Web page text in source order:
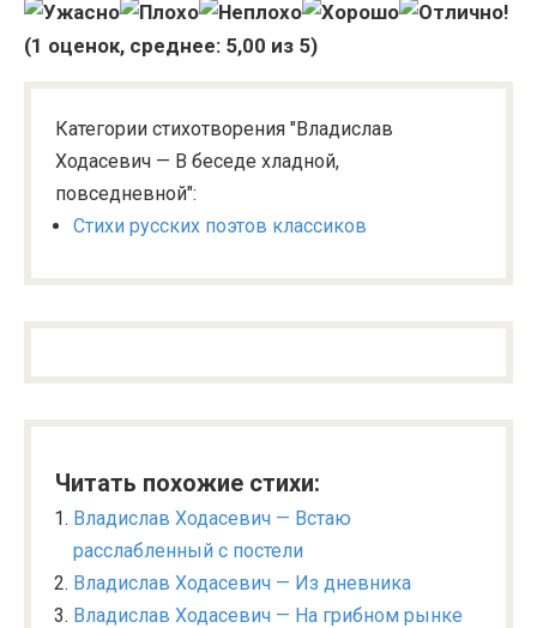
(1 оценок, среднее: 5,00 из 5)
Категории стихотворения "Владислав
Ходасевич — В беседе хладной,
повседневной":
Стихи русских поэтов классиков
Читать похожие стихи:
Владислав Ходасевич — Встаю
расслабленный с постели
Владислав Ходасевич — Из дневника
Владислав Ходасевич — На грибном рынке